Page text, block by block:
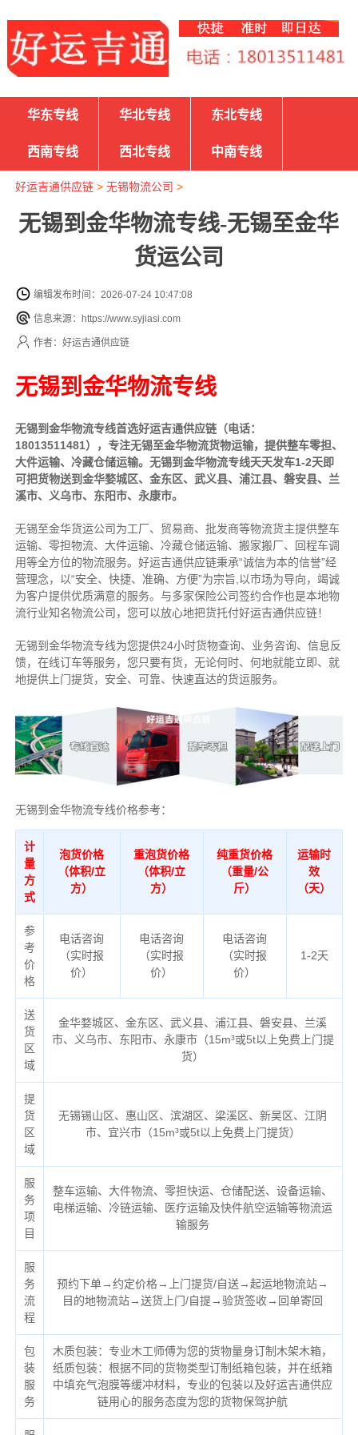
华东专线 华北专线 东北专线
西南专线 西北专线 中南专线
好运吉通供应链> 无锡物流公司 >
无锡到金华物流专线-无锡至金华
货运公司
编辑发布时间：2026-07-24 10:47:08
信息来源：https://www.syjiasi.com
作者：好运吉通供应链
无锡到金华物流专线
无锡到金华物流专线首选好运吉通供应链（电话：
18013511481），专注无锡至金华物流货物运输，提供整车零担、
大件运输、冷藏仓储运输。无锡到金华物流专线天天发车1-2天即
可把货物送到金华婺城区、金东区、武义县、浦江县、磐安县、兰
溪市、义乌市、东阳市、永康市。
无锡至金华货运公司为工厂、贸易商、批发商等物流货主提供整车
运输、零担物流、大件运输、冷藏仓储运输、搬家搬厂、回程车调
用等全方位的物流服务。好运吉通供应链秉承“诚信为本的信誉”经
营理念，以“安全、快捷、准确、方便”为宗旨,以市场为导向，竭诚
为客户提供优质满意的服务。 与多家保险公司签约合作也是本地物
流行业知名物流公司，您可以放心地把货托付好运吉通供应链！
无锡到金华物流专线为您提供24小时货物查询、业务咨询、信息反
馈，在线订车等服务，您只要有货，无论何时、何地就能立即、就
地提供上门提货，安全、可靠、快速直达的货运服务。
无锡到金华物流专线价格参考：
计
量
方
式
泡货价格
（体积/立
方）
重泡货价格
（体积/立
方）
纯重货价格
（重量/公
斤）
运输时
效
（天）
参
考
价
格
电话咨询
（实时报
价）
电话咨询
（实时报
价）
电话咨询
（实时报
价）
1-2天
送
货
区
域
金华婺城区、金东区、武义县、浦江县、磐安县、兰溪
市、义乌市、东阳市、永康市（15m³或5t以上免费上门提
货）
提
货
区
域
无锡锡山区、惠山区、滨湖区、梁溪区、新吴区、江阴
市、宜兴市（15m³或5t以上免费上门提货）
服
务
项
目
整车运输、大件物流、零担快运、仓储配送、设备运输、
电梯运输、冷链运输、医疗运输及快件航空运输等物流运
输服务
服
务
流
程
预约下单→约定价格→上门提货/自送→起运地物流站→
目的地物流站→送货上门/自提→验货签收→回单寄回
包
装
服
务
木质包装：专业木工师傅为您的货物量身订制木架木箱，
纸质包装：根据不同的货物类型订制纸箱包装，并在纸箱
中填充气泡膜等缓冲材料，专业的包装以及好运吉通供应
链用心的服务态度为您的货物保驾护航